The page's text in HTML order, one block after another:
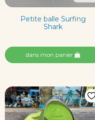
Petite balle Surfing
Shark
dans mon panier